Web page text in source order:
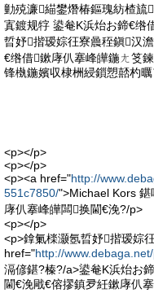
勭殑濂緢鐢熸椿鏂瑰紡楂旈
寘鍍规牸 鍙奙K浜炲お鍗€绺
晢妤揩瑷婃彺寮曟秷鎭汉
€绺借鏉庨仈搴峰皣鍦ㄤ笅
锋槸鍦嬪収棣栦綅鎻愬嚭杓
<p></p>
<p></p>
<p><a href="http://
551c7850/">Michael Kors 鍖
庨仈搴峰皣闆换閫€浼?/p>
<p></p>
<p>鎿氭檪灏氬晢妤揩瑷婃
href="http://
滆偐鍖?榛?/a>鍙奙K浜炲お
閫€浼戙€傛摎鎮夛紝鏉庨仈